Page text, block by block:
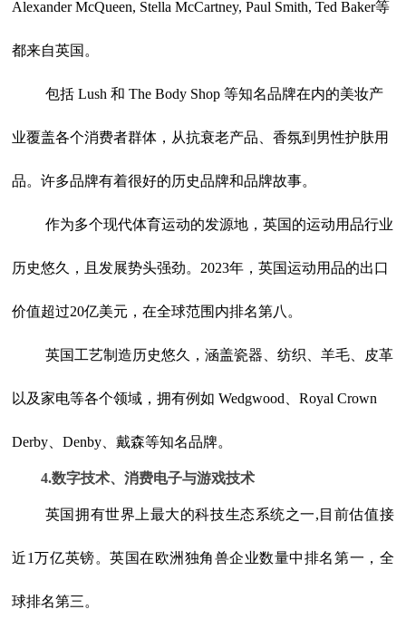
Alexander McQueen, Stella McCartney, Paul Smith, Ted Baker等
都来自英国。
包括 Lush 和 The Body Shop 等知名品牌在内的美妆产
业覆盖各个消费者群体，从抗衰老产品、香氛到男性护肤用
品。许多品牌有着很好的历史品牌和品牌故事。
作为多个现代体育运动的发源地，英国的运动用品行业
历史悠久，且发展势头强劲。2023年，英国运动用品的出口
价值超过20亿美元，在全球范围内排名第八。
英国工艺制造历史悠久，涵盖瓷器、纺织、羊毛、皮革
以及家电等各个领域，拥有例如 Wedgwood、Royal Crown
Derby、Denby、戴森等知名品牌。
4.数字技术、消费电子与游戏技术
英国拥有世界上最大的科技生态系统之一,目前估值接
近1万亿英镑。英国在欧洲独角兽企业数量中排名第一，全
球排名第三。